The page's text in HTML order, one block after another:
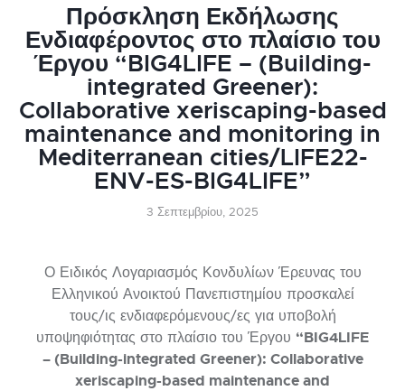
Πρόσκληση Εκδήλωσης
Ενδιαφέροντος στο πλαίσιο του
Έργου “BIG4LIFE – (Building-
integrated Greener):
Collaborative xeriscaping-based
maintenance and monitoring in
Mediterranean cities/LIFE22-
ENV-ES-BIG4LIFE”
3 Σεπτεμβρίου, 2025
Ο Ειδικός Λογαριασμός Κονδυλίων Έρευνας του
Ελληνικού Ανοικτού Πανεπιστημίου προσκαλεί
τους/ις ενδιαφερόμενους/ες για υποβολή
υποψηφιότητας στο πλαίσιο του Έργου “BIG4LIFE
– (Building-integrated Greener): Collaborative
xeriscaping-based maintenance and